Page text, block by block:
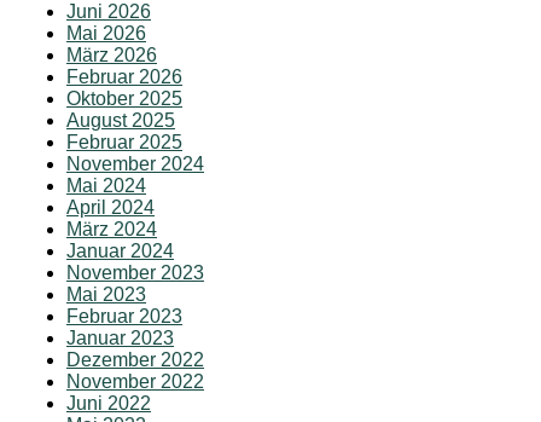
Juni 2026
Mai 2026
März 2026
Februar 2026
Oktober 2025
August 2025
Februar 2025
November 2024
Mai 2024
April 2024
März 2024
Januar 2024
November 2023
Mai 2023
Februar 2023
Januar 2023
Dezember 2022
November 2022
Juni 2022